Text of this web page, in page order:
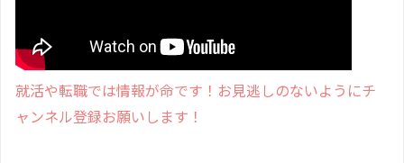
就活や転職では情報が命です！お見逃しのないようにチ
ャンネル登録お願いします！